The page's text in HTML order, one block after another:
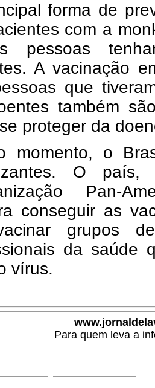
forma de
com a
pessoas
A vacinação
que
também
proteger da
momento, o
O
Pan-
conseguir as
grupos
da saúde
vírus.
Para quem leva a